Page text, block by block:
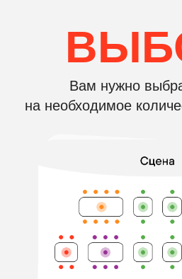
Посмотрите, как проходит
музыкальное лото!
СМОТРЕТЬ